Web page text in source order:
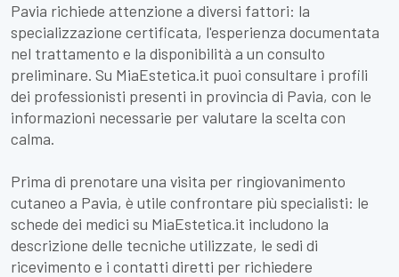
Pavia richiede attenzione a diversi fattori: la
specializzazione certificata, l'esperienza documentata
nel trattamento e la disponibilità a un consulto
preliminare. Su MiaEstetica.it puoi consultare i profili
dei professionisti presenti in provincia di Pavia, con le
informazioni necessarie per valutare la scelta con
calma.
Prima di prenotare una visita per ringiovanimento
cutaneo a Pavia, è utile confrontare più specialisti: le
schede dei medici su MiaEstetica.it includono la
descrizione delle tecniche utilizzate, le sedi di
ricevimento e i contatti diretti per richiedere